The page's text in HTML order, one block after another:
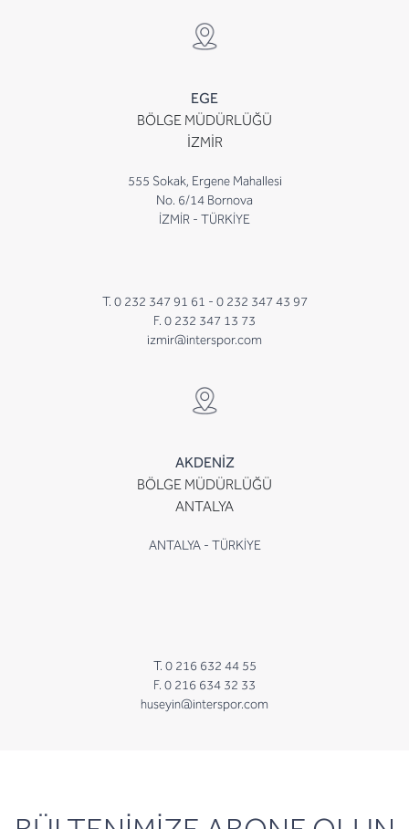
EGE
BÖLGE MÜDÜRLÜĞÜ
İZMİR
555 Sokak, Ergene Mahallesi
No. 6/14 Bornova
İZMİR - TÜRKİYE
T. 0 232 347 91 61 - 0 232 347 43 97
F. 0 232 347 13 73
izmir@interspor.com
AKDENİZ
BÖLGE MÜDÜRLÜĞÜ
ANTALYA
ANTALYA - TÜRKİYE
T. 0 216 632 44 55
F. 0 216 634 32 33
huseyin@interspor.com
newsletter